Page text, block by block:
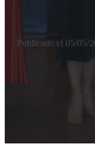
Publicado el 05/05/